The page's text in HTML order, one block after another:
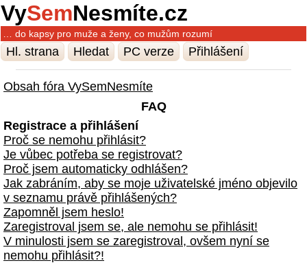
VySemNesmíte.cz
… do kapsy pro muže a ženy, co mužům rozumí
Hl. strana Hledat PC verze Přihlášení
Obsah fóra VySemNesmíte
FAQ
Registrace a přihlášení
Proč se nemohu přihlásit?
Je vůbec potřeba se registrovat?
Proč jsem automaticky odhlášen?
Jak zabráním, aby se moje uživatelské jméno objevilo
v seznamu právě přihlášených?
Zapomněl jsem heslo!
Zaregistroval jsem se, ale nemohu se přihlásit!
V minulosti jsem se zaregistroval, ovšem nyní se
nemohu přihlásit?!